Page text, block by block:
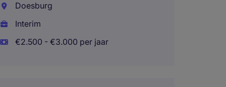
Doesburg
Interim
€2.500 - €3.000 per jaar